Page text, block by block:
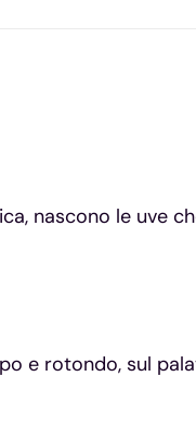
nascono le uve
e rotondo, sul